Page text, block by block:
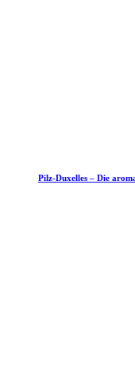
Pilz-Duxelles – Die